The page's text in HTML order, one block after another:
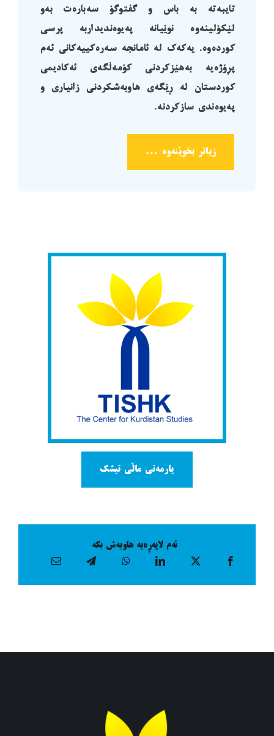
تایبەتە بە باس و گفتوگۆ سەبارەت بەو
لێکۆلینەوە نوێیانە پەیوەندیداربە پرسی
کوردەوە. یەکەک لە ئامانجە سەرەکییەکانی ئەم
پڕۆژەیە بەهێزکردنی کۆمەڵگەی ئەکادیمی
کوردستان لە ڕێگەی هاوبەشکردنی زانیاری و
پەیوەندی سازکردنە.
زیاتر بخوێنەوە ...
یارمەتی ماڵی تیشک
ئەم لاپەڕەیە هاوبەش بکە